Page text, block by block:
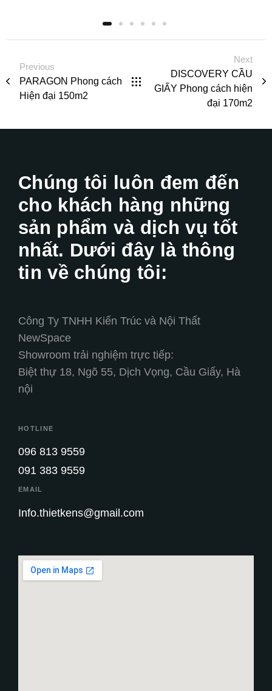
Previous
PARAGON Phong cách
Hiện đại 150m2
Next
DISCOVERY CẦU
GIẤY Phong cách hiện
đại 170m2
Chúng tôi luôn đem đến
cho khách hàng những
sản phẩm và dịch vụ tốt
nhất. Dưới đây là thông
tin về chúng tôi:
Công Ty TNHH Kiến Trúc và Nội Thất
NewSpace
Showroom trải nghiệm trực tiếp:
Biệt thự 18, Ngõ 55, Dịch Vọng, Cầu Giấy, Hà
nội
HOTLINE
096 813 9559
091 383 9559
EMAIL
Info.thietkens@gmail.com